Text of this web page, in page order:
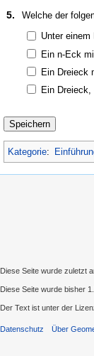
5.
Welche der
Unter einem
Ein n-Eck
Ein Dreieck
Ein
Kategorie:
Diese Seite wurde zuletzt
Diese Seite wurde bisher
Der Text ist unter der
Datenschutz Über